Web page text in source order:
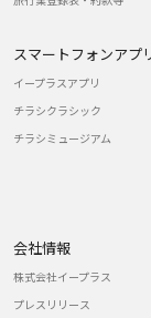
スマートフォンアプ
イープラスアプリ
チラシクラシック
チラシミュージアム
会社情報
株式会社イープラス
プレスリリース